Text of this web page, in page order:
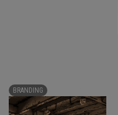
BRANDING